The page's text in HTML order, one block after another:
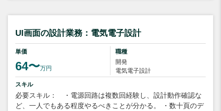
UI画面の設計業務：電気電子設計
単価
64〜万円
職種
開発
電気電子設計
スキル
必要スキル： ・電源回路は複数回経験し、設計動作確認な
ど、一人でもある程度やるべきことが分かる。 ・数十頁のデ